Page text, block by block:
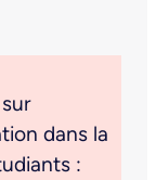
dans la
: